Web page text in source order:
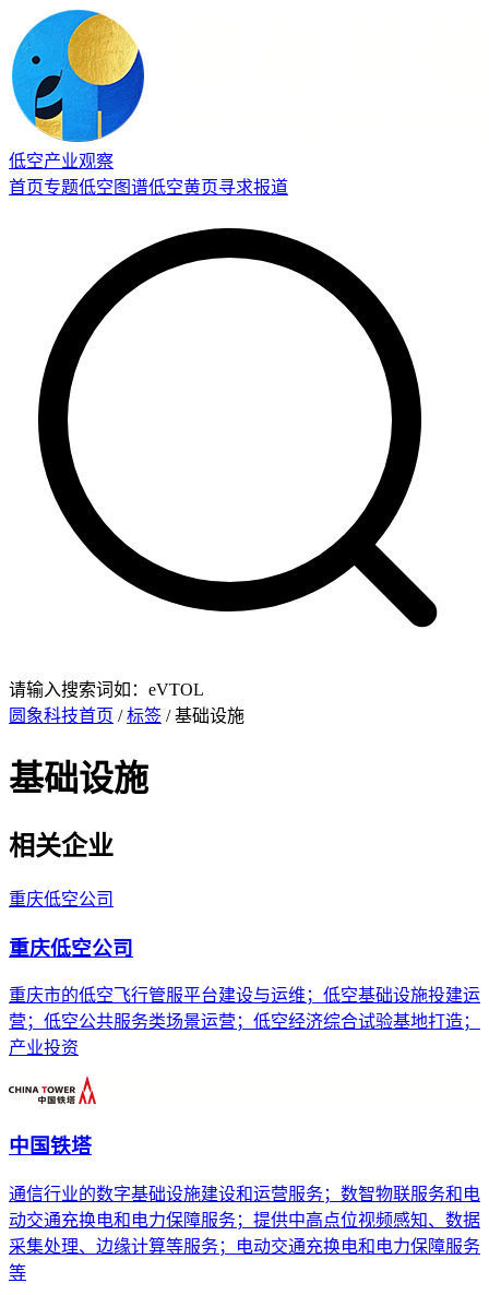
低空产业观察
首页专题低空图谱低空黄页寻求报道
请输入搜索词如：eVTOL
圆象科技首页 /标签 / 基础设施
基础设施
相关企业
重庆低空公司
重庆低空公司
重庆市的低空飞行管服平台建设与运维；低空基础设施投建运
营；低空公共服务类场景运营；低空经济综合试验基地打造；
产业投资
中国铁塔
通信行业的数字基础设施建设和运营服务；数智物联服务和电
动交通充换电和电力保障服务；提供中高点位视频感知、数据
采集处理、边缘计算等服务；电动交通充换电和电力保障服务
等